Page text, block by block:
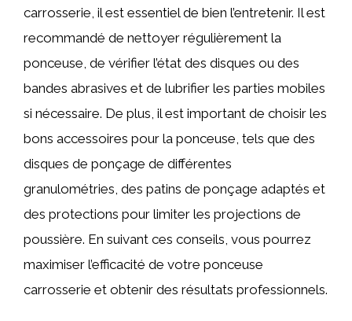
carrosserie, il est essentiel de bien l’entretenir. Il est
recommandé de nettoyer régulièrement la
ponceuse, de vérifier l’état des disques ou des
bandes abrasives et de lubrifier les parties mobiles
si nécessaire. De plus, il est important de choisir les
bons accessoires pour la ponceuse, tels que des
disques de ponçage de différentes
granulométries, des patins de ponçage adaptés et
des protections pour limiter les projections de
poussière. En suivant ces conseils, vous pourrez
maximiser l’efficacité de votre ponceuse
carrosserie et obtenir des résultats professionnels.